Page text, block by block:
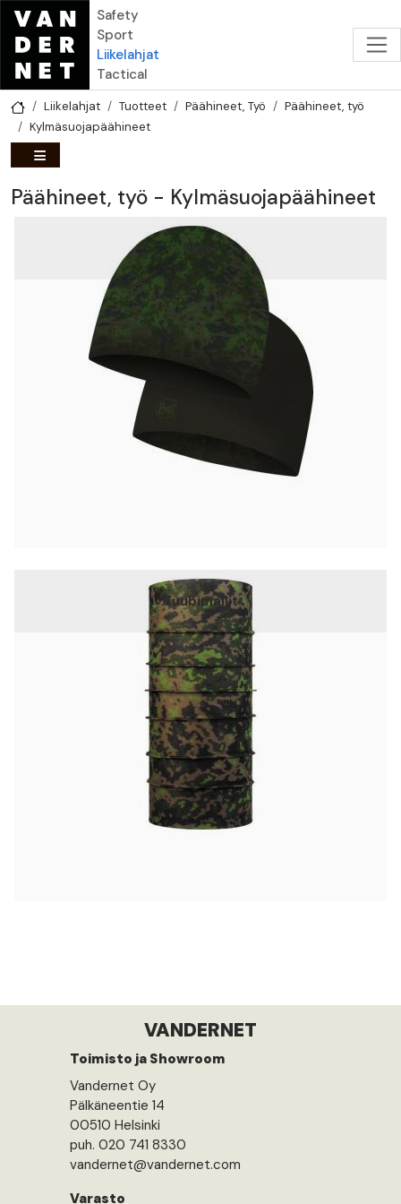
Hyppää pääsisältöön
Safety
Sport
Liikelahjat
Tactical
Liikelahjat Tuotteet Päähineet, Työ
Päähineet, työ
Kylmäsuojapäähineet
Päähineet, työ - Kylmäsuojapäähineet
Pipot
Tuubimallit
VANDERNET
Toimisto ja Showroom
Vandernet Oy
Pälkäneentie 14
00510 Helsinki
puh. 020 741 8330
vandernet@vandernet.com
Varasto